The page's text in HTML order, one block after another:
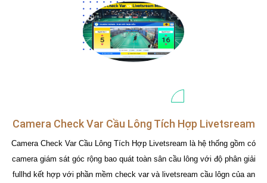
Camera Check Var Cầu Lông Tích Hợp Livetsream
Camera Check Var Cầu Lông Tích Hợp Livetsream là hệ thống gồm có
camera giám sát góc rộng bao quát toàn sân cầu lông với độ phân giải
fullhd kết hợp với phần mềm check var và livetsream cầu lôgn của an